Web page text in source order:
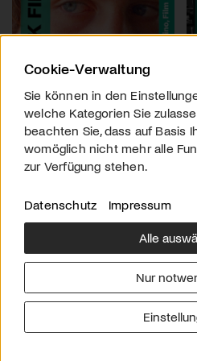
Über uns
Downloads
Werben
Cookie-Verwaltung
Sie können in den
welche Kategorien Sie
beachten Sie, dass auf Basis
womöglich nicht mehr alle
zur Verfügung stehen.
Datenschutz Impressum
Alle
Nur